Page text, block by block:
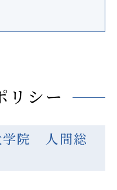
リシー
学院 人間総